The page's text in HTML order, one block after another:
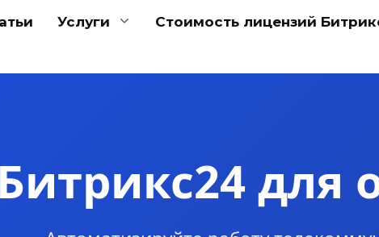
Услуги Стоимость лицензий
Битрикс24 для